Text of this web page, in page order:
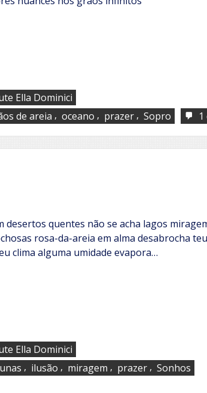
Ella Dominici
de areia , oceano , prazer , Sopro
desertos quentes não se acha lagos
rosa-da-areia em alma desabrocha
clima alguma umidade evapora…
Ella Dominici
, ilusão , miragem , prazer , Sonhos